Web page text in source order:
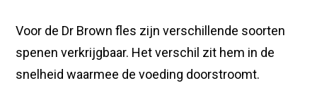
Voor de Dr Brown fles zijn verschillende soorten
spenen verkrijgbaar. Het verschil zit hem in de
snelheid waarmee de voeding doorstroomt.